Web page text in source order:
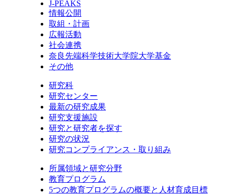
J-PEAKS
情報公開
取組・計画
広報活動
社会連携
奈良先端科学技術大学院大学基金
その他
研究科
研究センター
最新の研究成果
研究支援施設
研究と研究者を探す
研究の状況
研究コンプライアンス・取り組み
所属領域と研究分野
教育プログラム
5つの教育プログラムの概要と人材育成目標